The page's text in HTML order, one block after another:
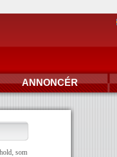
ANNONCÉR
som